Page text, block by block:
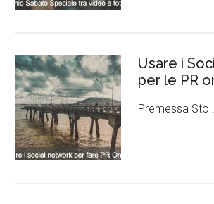
Usare i
per le PR
Premessa Sto